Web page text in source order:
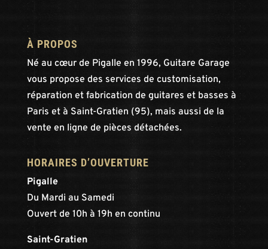
À PROPOS
Né au cœur de Pigalle en 1996, Guitare Garage
vous propose des services de customisation,
réparation et fabrication de guitares et basses à
Paris et à Saint-Gratien (95), mais aussi de la
vente en ligne de pièces détachées.
HORAIRES D’OUVERTURE
Pigalle
Du Mardi au Samedi
Ouvert de 10h à 19h en continu
Saint-Gratien